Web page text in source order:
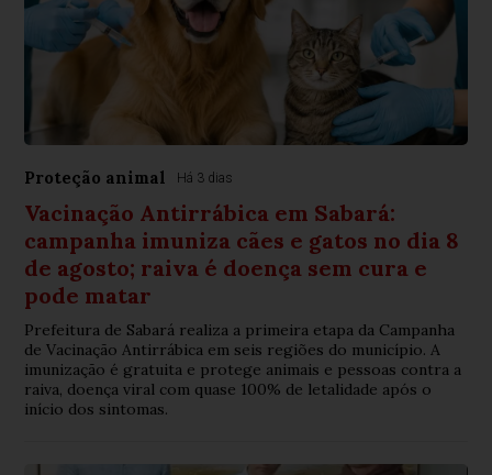
Proteção animal Há 3 dias
Vacinação Antirrábica em Sabará:
campanha imuniza cães e gatos no dia 8
de agosto; raiva é doença sem cura e
pode matar
Prefeitura de Sabará realiza a primeira etapa da Campanha
de Vacinação Antirrábica em seis regiões do município. A
imunização é gratuita e protege animais e pessoas contra a
raiva, doença viral com quase 100% de letalidade após o
início dos sintomas.